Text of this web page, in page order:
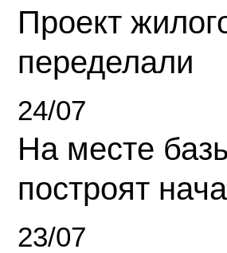
Проект
переделали
24/07
На месте
построят
23/07